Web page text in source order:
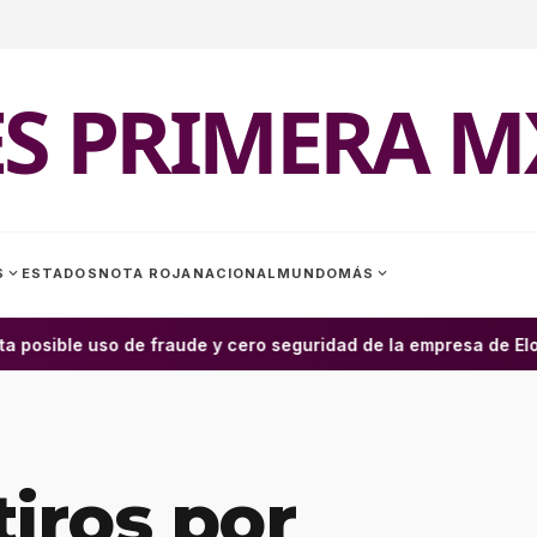
PRIMERA
expand_more ESTADOS NOTA ROJA NACIONAL MUNDOMÁS expand_more
uso de fraude y cero seguridad de la empresa de Elon